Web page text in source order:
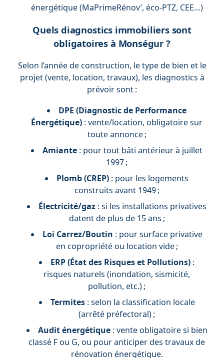
énergétique (MaPrimeRénov’, éco-PTZ, CEE…)
Quels diagnostics immobiliers sont
obligatoires à Monségur ?
Selon l’année de construction, le type de bien et le
projet (vente, location, travaux), les diagnostics à
prévoir sont :
DPE (Diagnostic de Performance
Énergétique) : vente/location, obligatoire sur
toute annonce ;
Amiante : pour tout bâti antérieur à juillet
1997 ;
Plomb (CREP) : pour les logements
construits avant 1949 ;
Électricité/gaz : si les installations privatives
datent de plus de 15 ans ;
Loi Carrez/Boutin : pour surface privative
en copropriété ou location vide ;
ERP (État des Risques et Pollutions) :
risques naturels (inondation, sismicité,
pollution, etc.) ;
Termites: selon la classification locale
(arrêté préfectoral) ;
Audit énergétique: vente obligatoire si bien
classé F ou G, ou pour anticiper des travaux de
rénovation énergétique.